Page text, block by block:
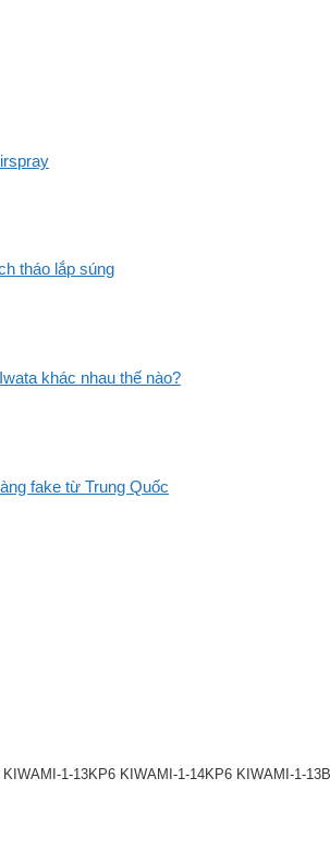
tháo lắp súng
khác nhau thế nào?
fake từ Trung Quốc
1-13KP6 KIWAMI-1-14KP6 KIWAMI-1-